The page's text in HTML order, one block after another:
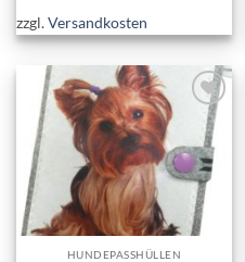
zzgl.Versandkosten
Add to
wishlist
HUNDEPASSHÜLLEN